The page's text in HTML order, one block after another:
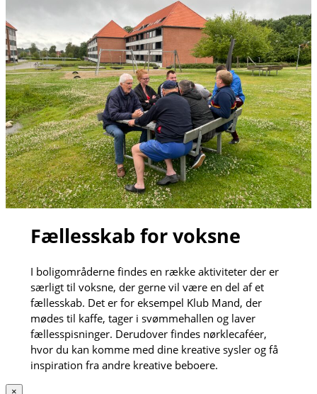
Fællesskab for voksne
I boligområderne findes en række aktiviteter der er
særligt til voksne, der gerne vil være en del af et
fællesskab. Det er for eksempel Klub Mand, der
mødes til kaffe, tager i svømmehallen og laver
fællesspisninger. Derudover findes nørklecaféer,
hvor du kan komme med dine kreative sysler og få
inspiration fra andre kreative beboere.
×